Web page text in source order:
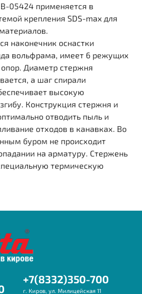
05424 применяется в
крепления SDS-max для
наконечник оснастки
вольфрама, имеет 6 режущих
Диаметр стержня
а шаг спирали
высокую
Конструкция стержня и
отводить пыль и
отходов в канавках. Во
буром не происходит
на арматуру. Стержень
термическую
+7(8332)350-700
г. Киров, ул. Милицейская 11